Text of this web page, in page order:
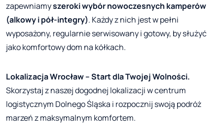
zapewniamyszeroki wybór nowoczesnych kamperów
(alkowy i pół-integry). Każdy z nich jest w pełni
wyposażony, regularnie serwisowany i gotowy, by służyć
jako komfortowy dom na kółkach.
Lokalizacja Wrocław – Start dla Twojej Wolności.
Skorzystaj z naszej dogodnej lokalizacji w centrum
logistycznym Dolnego Śląska i rozpocznij swoją podróż
marzeń z maksymalnym komfortem.